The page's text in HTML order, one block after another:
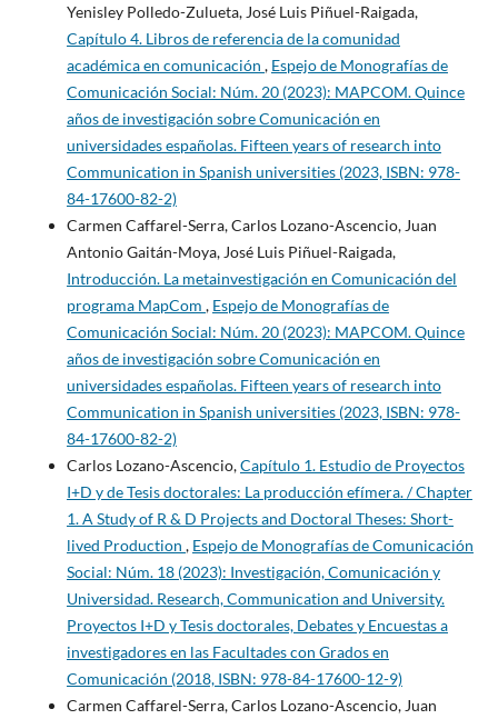
Yenisley Polledo-Zulueta, José Luis Piñuel-Raigada,
Capítulo 4. Libros de referencia de la comunidad
académica en comunicación , Espejo de Monografías de
Comunicación Social: Núm. 20 (2023): MAPCOM. Quince
años de investigación sobre Comunicación en
universidades españolas. Fifteen years of research into
Communication in Spanish universities (2023, ISBN: 978-
84-17600-82-2)
Carmen Caffarel-Serra, Carlos Lozano-Ascencio, Juan
Antonio Gaitán-Moya, José Luis Piñuel-Raigada,
Introducción. La metainvestigación en Comunicación del
programa MapCom , Espejo de Monografías de
Comunicación Social: Núm. 20 (2023): MAPCOM. Quince
años de investigación sobre Comunicación en
universidades españolas. Fifteen years of research into
Communication in Spanish universities (2023, ISBN: 978-
84-17600-82-2)
Carlos Lozano-Ascencio,Capítulo 1. Estudio de Proyectos
I+D y de Tesis doctorales: La producción efímera. / Chapter
1. A Study of R & D Projects and Doctoral Theses: Short-
lived Production , Espejo de Monografías de Comunicación
Social: Núm. 18 (2023): Investigación, Comunicación y
Universidad. Research, Communication and University.
Proyectos I+D y Tesis doctorales, Debates y Encuestas a
investigadores en las Facultades con Grados en
Comunicación (2018, ISBN: 978-84-17600-12-9)
Carmen Caffarel-Serra, Carlos Lozano-Ascencio, Juan